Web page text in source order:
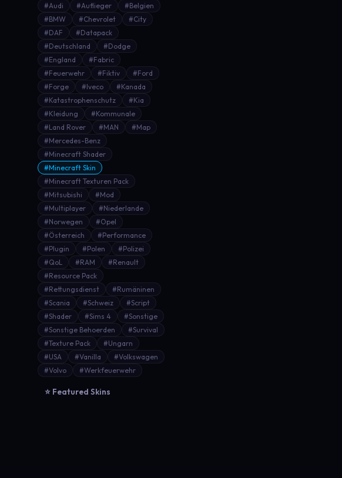
#Audi
#Auflieger
#Belgien
#BMW
#Chevrolet
#City
#DAF
#Datapack
#Deutschland
#Dodge
#England
#Fabric
#Feuerwehr
#Fiktiv
#Ford
#Forge
#Iveco
#Kanada
#Katastrophenschutz
#Kia
#Kleidung
#Kommunale
#Land Rover
#MAN
#Map
#Mercedes-Benz
#Minecraft Shader
#Minecraft Skin
#Minecraft Texturen Pack
#Mitsubishi
#Mod
#Multiplayer
#Niederlande
#Norwegen
#Opel
#Österreich
#Performance
#Plugin
#Polen
#Polizei
#QoL
#RAM
#Renault
#Resource Pack
#Rettungsdienst
#Rumäninen
#Scania
#Schweiz
#Script
#Shader
#Sims 4
#Sonstige
#Sonstige Behoerden
#Survival
#Texture Pack
#Ungarn
#USA
#Vanilla
#Volkswagen
#Volvo
#Werkfeuerwehr
⭐ Featured Skins